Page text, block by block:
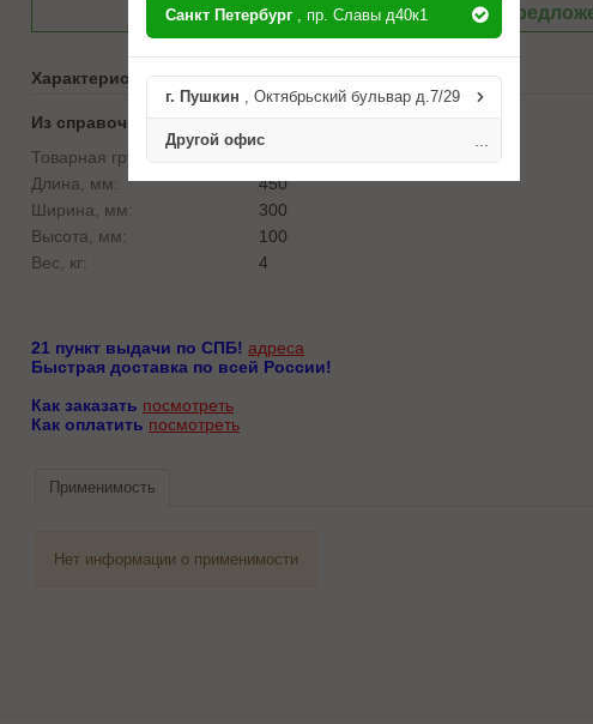
Посмотреть другие
Характеристики
Из справочника ABCP
Товарная группа:
Длина, мм:
450
Ширина, мм:
300
Высота, мм:
100
Вес, кг:
4
21 пункт выдачи по СПБ! адреса
Быстрая доставка по всей России!
Как заказать посмотреть
Как оплатить посмотреть
Применимость
Нет информации о применимости
Санкт Петербург , пр. Славы д40к1
г. Пушкин , Октябрьский бульвар д.7/29
Другой офис